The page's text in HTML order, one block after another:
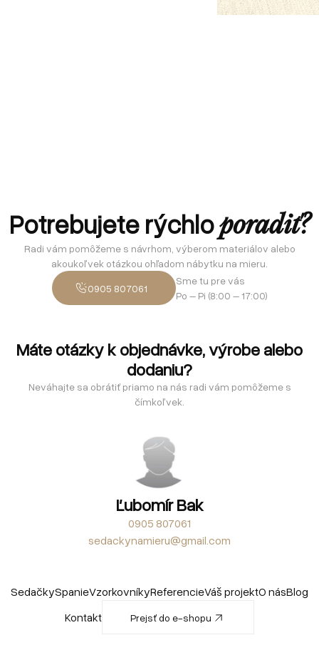
Potrebujete rýchloporadiť?
Radi vám pomôžeme s návrhom, výberom materiálov alebo
akoukoľvek otázkou ohľadom nábytku na mieru.
0905 807061
Sme tu pre vás
Po – Pi (8:00 – 17:00)
Máte otázky k objednávke, výrobe alebo
dodaniu?
Neváhajte sa obrátiť priamo na nás radi vám pomôžeme s
čímkoľvek.
Ľubomír Bak
0905 807061
sedackynamieru@gmail.com
SedačkySpanieVzorkovníkyReferencieVáš projektO násBlog
Kontakt
Prejsť do e-shopu